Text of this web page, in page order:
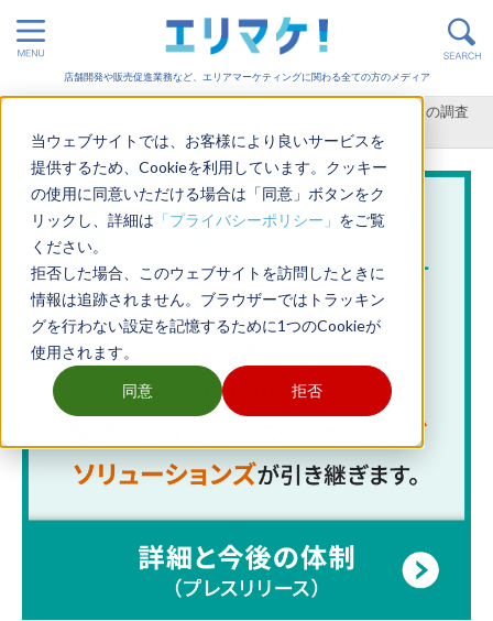
当ウェブサイトでは、お客様により良いサービスを
提供するため、Cookieを利用しています。クッキー
の使用に同意いただける場合は「同意」ボタンをク
リックし、詳細は 「プライバシーポリシー」 をご覧
ください。
拒否した場合、このウェブサイトを訪問したときに
情報は追跡されません。ブラウザーではトラッキン
グを行わない設定を記憶するために1つのCookieが
使用されます。
同意 拒否
店舗開発や販売促進業務など、エリアマーケティングに関わる全ての方のメディア
市場調査には種類がある！4つの調査
内容と導入しやすい方法を紹介